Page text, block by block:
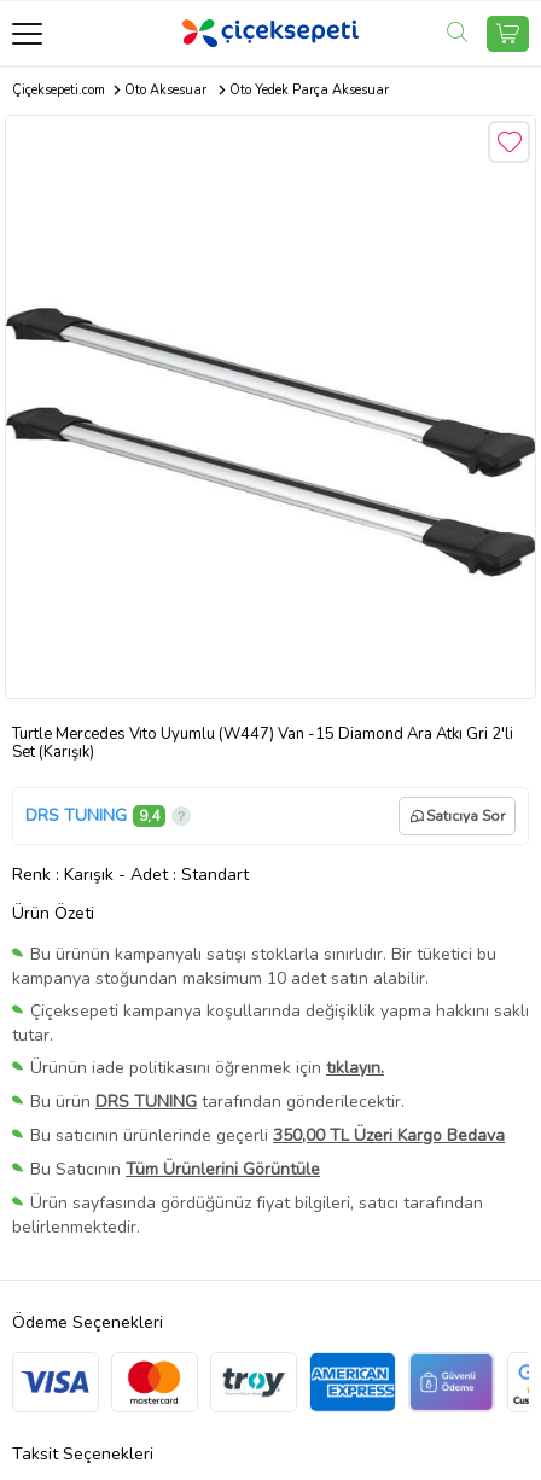
Çiçeksepeti.com Oto Aksesuar Oto Yedek Parça Aksesuar
Turtle Mercedes Vıto Uyumlu (W447) Van -15 Diamond Ara Atkı Gri 2'li
Set (Karışık)
DRS TUNING 9,4 Satıcıya Sor
Renk : Karışık - Adet : Standart
Ürün Özeti
Bu ürünün kampanyalı satışı stoklarla sınırlıdır. Bir tüketici bu
kampanya stoğundan maksimum 10 adet satın alabilir.
Çiçeksepeti kampanya koşullarında değişiklik yapma hakkını saklı
tutar.
Ürünün iade politikasını öğrenmek için tıklayın.
Bu ürün DRS TUNING tarafından gönderilecektir.
Bu satıcının ürünlerinde geçerli 350,00 TL Üzeri Kargo Bedava
Bu Satıcının Tüm Ürünlerini Görüntüle
Ürün sayfasında gördüğünüz fiyat bilgileri, satıcı tarafından
belirlenmektedir.
Ödeme Seçenekleri
Taksit Seçenekleri